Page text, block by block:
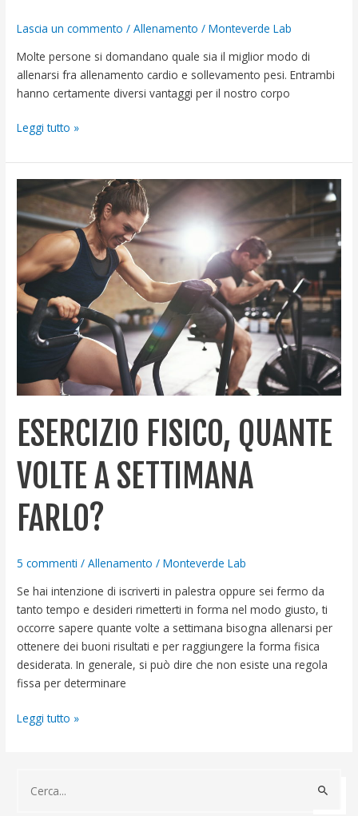
Lascia un commento /Allenamento /Monteverde Lab
Molte persone si domandano quale sia il miglior modo di
allenarsi fra allenamento cardio e sollevamento pesi. Entrambi
hanno certamente diversi vantaggi per il nostro corpo
Leggi tutto »
ESERCIZIO FISICO, QUANTE
VOLTE A SETTIMANA
FARLO?
5 commenti /Allenamento /Monteverde Lab
Se hai intenzione di iscriverti in palestra oppure sei fermo da
tanto tempo e desideri rimetterti in forma nel modo giusto, ti
occorre sapere quante volte a settimana bisogna allenarsi per
ottenere dei buoni risultati e per raggiungere la forma fisica
desiderata. In generale, si può dire che non esiste una regola
fissa per determinare
Esercizio
fisico,
quante
volte
a
settimana
farlo?
Leggi tutto »